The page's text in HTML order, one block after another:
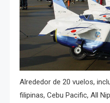
Alrededor de 20 vuelos,
filipinas, Cebu Pacific, All